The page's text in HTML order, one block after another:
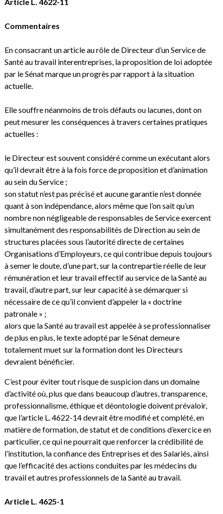
Commentaires
En consacrant un article au rôle de Directeur d’un Service de
Santé au travail interentreprises, la proposition de loi adoptée
par le Sénat marque un progrès par rapport à la situation
actuelle.
Elle souffre néanmoins de trois défauts ou lacunes, dont on
peut mesurer les conséquences à travers certaines pratiques
actuelles :
le Directeur est souvent considéré comme un exécutant alors
qu’il devrait être à la fois force de proposition et d’animation
au sein du Service ;
son statut n’est pas précisé et aucune garantie n’est donnée
quant à son indépendance, alors même que l’on sait qu’un
nombre non négligeable de responsables de Service exercent
simultanément des responsabilités de Direction au sein de
structures placées sous l’autorité directe de certaines
Organisations d’Employeurs, ce qui contribue depuis toujours
à semer le doute, d’une part, sur la contrepartie réelle de leur
rémunération et leur travail effectif au service de la Santé au
travail, d’autre part, sur leur capacité à se démarquer si
nécessaire de ce qu’il convient d’appeler la « doctrine
patronale » ;
alors que la Santé au travail est appelée à se professionnaliser
de plus en plus, le texte adopté par le Sénat demeure
totalement muet sur la formation dont les Directeurs
devraient bénéficier.
C’est pour éviter tout risque de suspicion dans un domaine
d’activité où, plus que dans beaucoup d’autres, transparence,
professionnalisme, éthique et déontologie doivent prévaloir,
que l’article L. 4622-14 devrait être modifié et complété, en
matière de formation, de statut et de conditions d’exercice en
particulier, ce qui ne pourrait que renforcer la crédibilité de
l’institution, la confiance des Entreprises et des Salariés, ainsi
que l’efficacité des actions conduites par les médecins du
travail et autres professionnels de la Santé au travail.
Article L. 4625-1